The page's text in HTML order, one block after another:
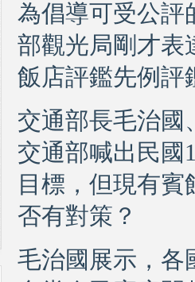
現在科技化的清潔公司
雲南臘肉的醃製介紹
心肌梗塞拍打手肘傳言是假
為倡導可受公評
部觀光局剛才表
飯店評鑑先例評
交通部長毛治國
交通部喊出民國
目標，但現有
否有對策？
毛治國展示，各